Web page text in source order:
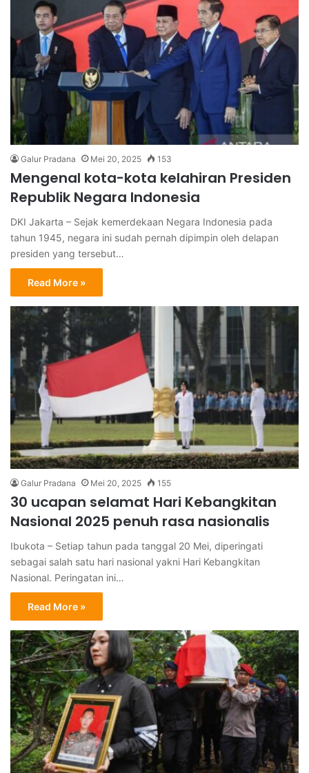
Galur Pradana Mei 20, 2025 153
Mengenal kota-kota kelahiran Presiden
Republik Negara Indonesia
DKI Jakarta – Sejak kemerdekaan Negara Indonesia pada
tahun 1945, negara ini sudah pernah dipimpin oleh delapan
presiden yang tersebut…
Read More »
Galur Pradana Mei 20, 2025 155
30 ucapan selamat Hari Kebangkitan
Nasional 2025 penuh rasa nasionalis
Ibukota – Setiap tahun pada tanggal 20 Mei, diperingati
sebagai salah satu hari nasional yakni Hari Kebangkitan
Nasional. Peringatan ini…
Read More »